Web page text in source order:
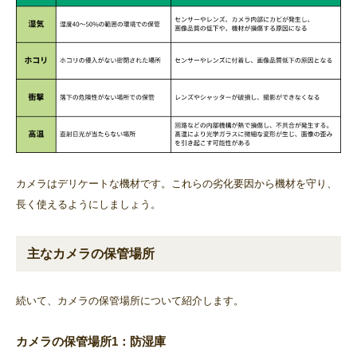
カメラはデリケートな機材です。これらの劣化要因から機材を守り、
長く使えるようにしましょう。
主なカメラの保管場所
続いて、カメラの保管場所について紹介します。
カメラの保管場所1：防湿庫